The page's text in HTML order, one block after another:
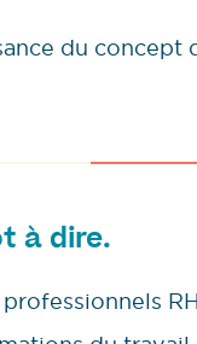
du concept
à dire.